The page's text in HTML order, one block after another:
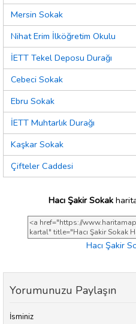
Mersin Sokak
Nihat Erim İlköğretim Okulu
İETT Tekel Deposu Durağı
Cebeci Sokak
Ebru Sokak
İETT Muhtarlık Durağı
Kaşkar Sokak
Çifteler Caddesi
Hacı Şakir Sokak
Hacı Şakir
Yorumunuzu Paylaşın
İsminiz